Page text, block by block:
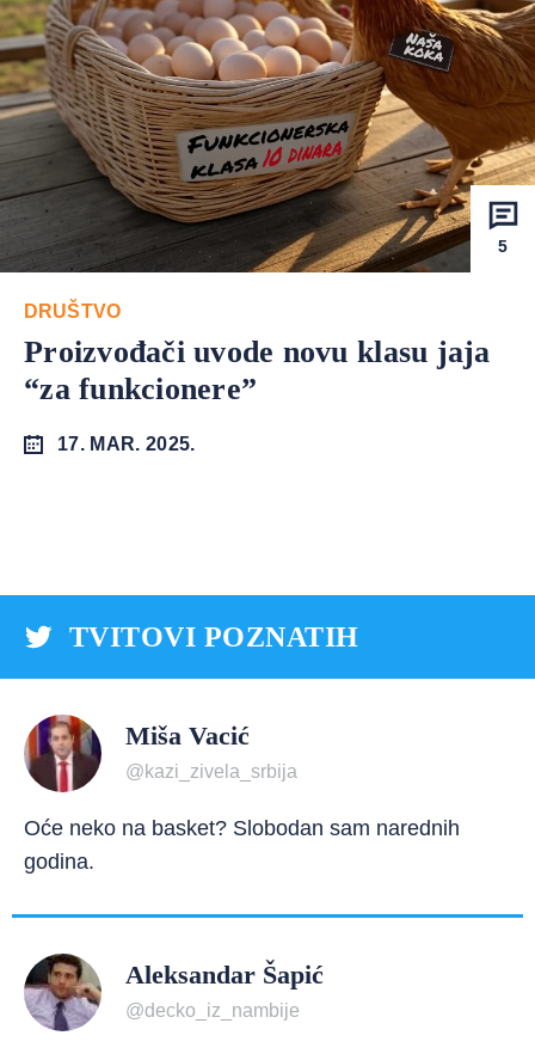
5
DRUŠTVO
Proizvođači uvode novu klasu jaja
“za funkcionere”
17. MAR. 2025.
TVITOVI POZNATIH
Miša Vacić
@kazi_zivela_srbija
Oće neko na basket? Slobodan sam narednih
godina.
Aleksandar Šapić
@decko_iz_nambije